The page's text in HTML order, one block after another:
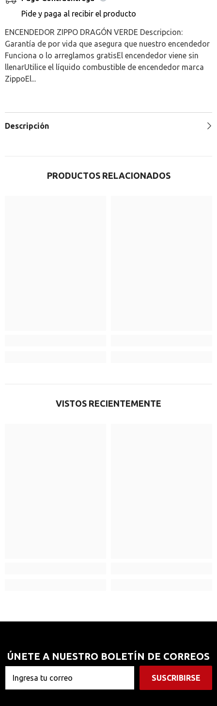
Pide y paga al recibir el producto
ENCENDEDOR ZIPPO DRAGÓN VERDE Descripcion:
Garantía de por vida que asegura que nuestro encendedor
Funciona o lo arreglamos gratisEl encendedor viene sin
llenarUtilice el líquido combustible de encendedor marca
ZippoEl...
Descripción
PRODUCTOS RELACIONADOS
VISTOS RECIENTEMENTE
ÚNETE A NUESTRO BOLETÍN DE CORREOS
SUSCRIBIRSE